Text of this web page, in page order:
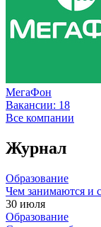
МегаФон
Вакансии: 18
Все компании
Журнал
Образование
Чем занимаются и
30 июля
Образование